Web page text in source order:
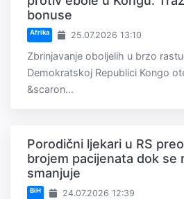
bonuse
Afrika 25.07.2026 13:10
Zbrinjavanje oboljelih u brzo
Demokratskoj Republici Kongo
&scaron...
Porodični ljekari u RS
brojem pacijenata dok se
smanjuje
BiH 24.07.2026 12:39